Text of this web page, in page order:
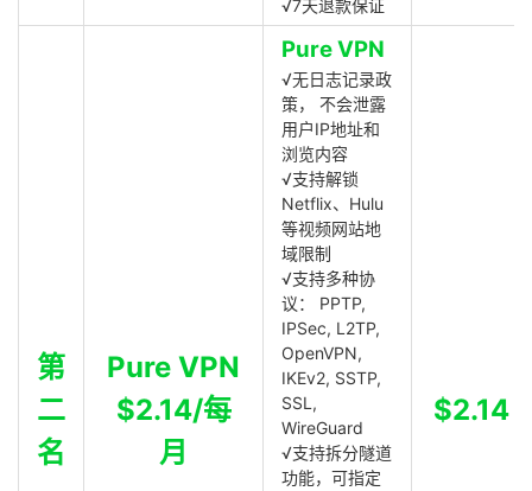
√7天退款保证
第
二
名
Pure VPN
$2.14/每
月
Pure VPN
√无日志记录政
策， 不会泄露
用户IP地址和
浏览内容
√支持解锁
Netflix、Hulu
等视频网站地
域限制
√支持多种协
议： PPTP,
IPSec, L2TP,
OpenVPN,
IKEv2, SSTP,
SSL,
WireGuard
√支持拆分隧道
功能，可指定
$2.14